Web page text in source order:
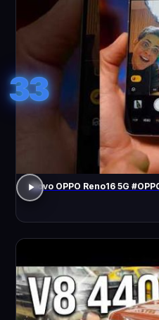
33
Novo OPPO Reno16 5G